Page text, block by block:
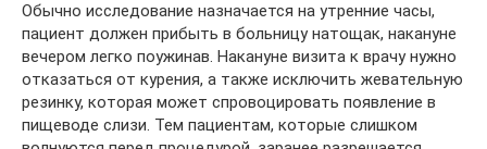
Обычно исследование назначается на утренние часы,
пациент должен прибыть в больницу натощак, накануне
вечером легко поужинав. Накануне визита к врачу нужно
отказаться от курения, а также исключить жевательную
резинку, которая может спровоцировать появление в
пищеводе слизи. Тем пациентам, которые слишком